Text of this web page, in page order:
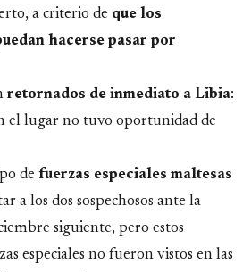
a criterio de que los
hacerse pasar por
retornados de inmediato a Libia:
el lugar no tuvo oportunidad de
de fuerzas especiales maltesas
a los dos sospechosos ante la
siguiente, pero estos
especiales no fueron vistos en las